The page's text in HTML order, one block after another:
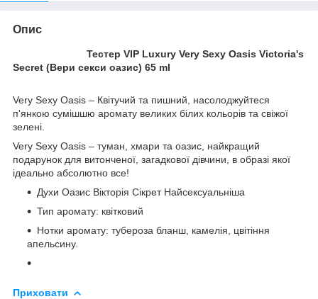
Опис
Тестер VIP Luxury Very Sexy Oasis Victoria's
Secret (Вери секси оазис) 65 ml
Very Sexy Oasis – Квітучий та пишний, насолоджуйтеся
п'янкою сумішшю аромату великих білих кольорів та свіжої
зелені.
Very Sexy Oasis – туман, хмари та оазис, найкращий
подарунок для витонченої, загадкової дівчини, в образі якої
ідеально абсолютно все!
Духи Оазис Вікторія Сікрет Найсексуальніша
Тип аромату: квітковий
Нотки аромату: тубероза бланш, камелія, цвітіння
апельсину.
Приховати